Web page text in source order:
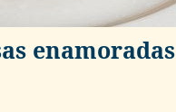
enamoradas